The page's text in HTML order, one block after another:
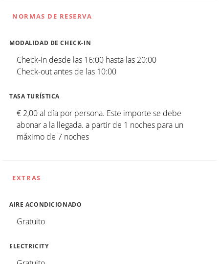
NORMAS DE RESERVA
MODALIDAD DE CHECK-IN
Check-in desde las 16:00 hasta las 20:00
Check-out antes de las 10:00
TASA TURÍSTICA
€ 2,00 al día por persona. Este importe se debe
abonar a la llegada. a partir de 1 noches para un
máximo de 7 noches
EXTRAS
AIRE ACONDICIONADO
Gratuito
ELECTRICITY